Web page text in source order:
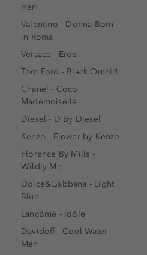
Her!
Valentino - Donna Born
in Roma
Versace - Eros
Tom Ford - Black Orchid
Chanel - Coco
Mademoiselle
Diesel - D By Diesel
Kenzo - Flower by Kenzo
Florence By Mills -
Wildly Me
Dolce&Gabbana - Light
Blue
Lancôme - Idôle
Davidoff - Cool Water
Men